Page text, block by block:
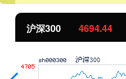
北证50 1134.24